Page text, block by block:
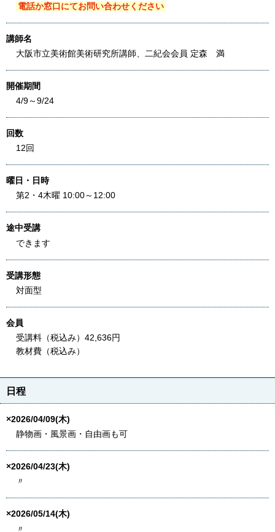
電話か窓口にてお問い合わせください
講師名
大阪市立美術館美術研究所講師、二紀会会員 定森 満
開催期間
4/9～9/24
回数
12回
曜日・日時
第2・4木曜 10:00～12:00
途中受講
できます
受講形態
対面型
会員
受講料（税込み）42,636円
教材費（税込み）
日程
×2026/04/09(木)
静物画・風景画・自由画も可
×2026/04/23(木)
〃
×2026/05/14(木)
〃